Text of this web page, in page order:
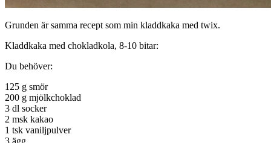
Grunden är samma recept som min kladdkaka med twix.
Kladdkaka med chokladkola, 8-10 bitar:
Du behöver:
125 g smör
200 g mjölkchoklad
3 dl socker
2 msk kakao
1 tsk vaniljpulver
3 ägg